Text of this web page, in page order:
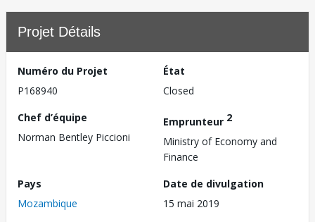
Projet Détails
Numéro du Projet
P168940
État
Closed
Chef d’équipe
Norman Bentley Piccioni
Emprunteur 2
Ministry of Economy and
Finance
Pays
Mozambique
Date de divulgation
15 mai 2019